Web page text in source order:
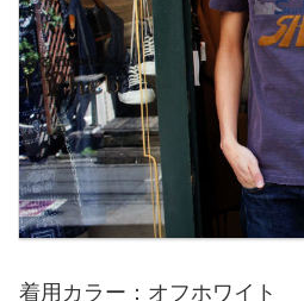
着用カラー：オフホワイト